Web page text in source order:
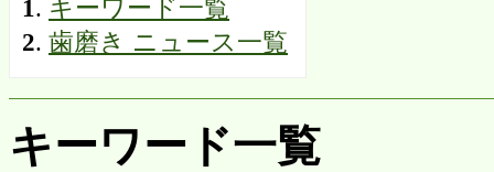
1. キーワード一覧
2. 歯磨き ニュース一覧
キーワード一覧